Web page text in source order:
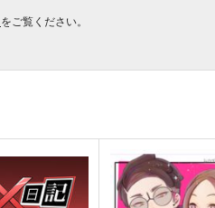
をご覧ください。